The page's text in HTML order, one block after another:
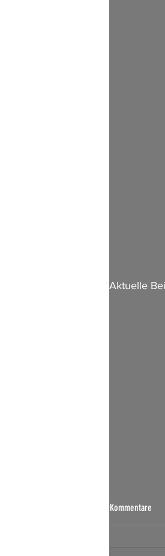
Aktuelle
Börsen
Kommentare